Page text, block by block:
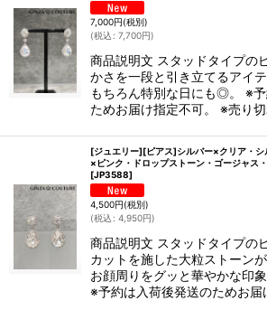
7,000円(税別)
(税込 : 7,700円)
商品説明文 スタッドタイプの
かさを一段と引き立てるアイ
もちろん特別な日にも◎。 ※
ためお届け指定不可。 ※売り
[ジュエリー][ピアス]シルバー×クリア・
×ピンク・ドロップストーン・ゴージャス
[JP3588]
4,500円(税別)
(税込 : 4,950円)
商品説明文 スタッドタイプの
カットを施した大粒ストーン
お顔周りをグッと華やかな印
※予約は入荷後発送のためお